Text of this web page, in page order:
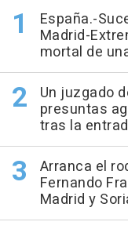
España.-
Madrid-
mortal de
Un juzgado
presuntas
tras la
Arranca el
Fernando
Madrid y